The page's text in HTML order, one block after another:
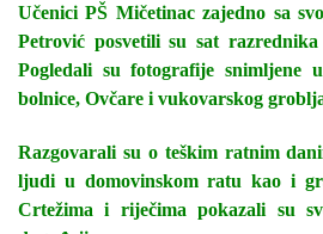
Učenici PŠ Mičetinac zajedno sa
Petrović posvetili su sat
Pogledali su fotografije
bolnice, Ovčare i vukovarskog
Razgovarali su o teškim ratnim
ljudi u domovinskom ratu kao i
Crtežima i riječima pokazali su